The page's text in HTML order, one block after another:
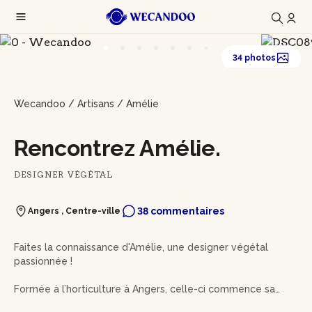
34 photos
Wecandoo / Artisans / Amélie
Rencontrez Amélie.
DESIGNER VÉGÉTAL
Angers , Centre-ville 38 commentaires
Faites la connaissance d'Amélie, une designer végétal
passionnée !
Formée à l’horticulture à Angers, celle-ci commence sa